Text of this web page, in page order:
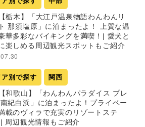
【栃木】「大江戸温泉物語わんわんリ
那須塩原」に泊まったよ！ 上質な温
華多彩なバイキングを満喫！| 愛犬と
楽しめる周辺観光スポットもご紹介
ア別で探す 関西
【和歌山】「わんわんパラダイス プレ
紀白浜」に泊まったよ！プライベー
載のヴィラで充実のリゾートステ
周辺観光情報もご紹介